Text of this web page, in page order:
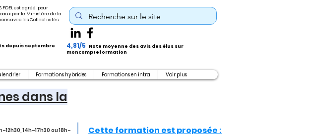
est agréé pour
par le Ministère de la
avec les Collectivités
depuis septembre
4,81/5
Note moyenne des avis des élus sur
moncompteformation
Formations hybrides Formations en intra Voir plus
dans la
14h–17h30 ou 18h–
Cette formation est proposée :